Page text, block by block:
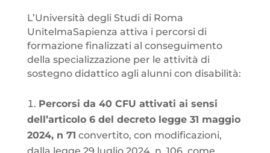
L’Università degli Studi di Roma
UnitelmaSapienza attiva i percorsi di
formazione finalizzati al conseguimento
della specializzazione per le attività di
sostegno didattico agli alunni con disabilità:
Percorsi da 40 CFU attivati ai sensi
dell’articolo 6 del decreto legge 31 maggio
2024, n 71 convertito, con modificazioni,